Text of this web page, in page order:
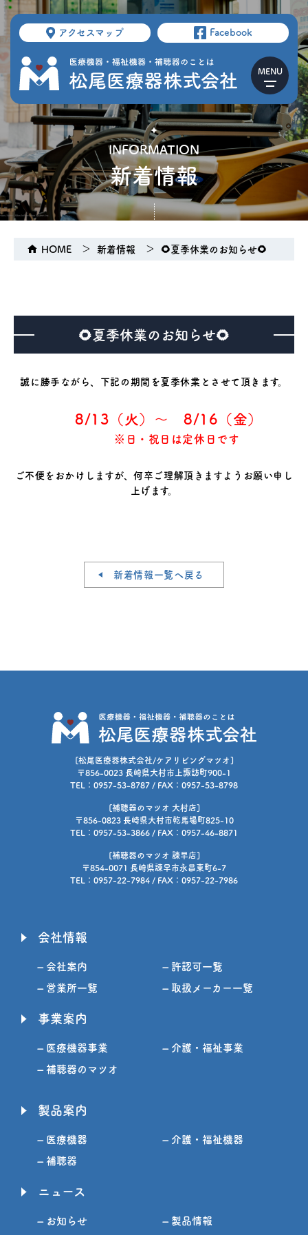
アクセスマップ Facebook
医療機器事業
INFORMATION
新着情報
HOME 新着情報 🌻夏季休業のお知らせ🌻
🌻夏季休業のお知らせ🌻
誠に勝手ながら、下記の期間を夏季休業とさせて頂きます。
8/13（火）～ 8/16（金）
※日・祝日は定休日です
ご不便をおかけしますが、何卒ご理解頂きますようお願い申し
上げます。
新着情報一覧へ戻る
[松尾医療器株式会社/ケアリビングマツオ]
〒856-0023 長崎県大村市上諏訪町900-1
TEL：0957-53-8787 / FAX：0957-53-8798
[補聴器のマツオ 大村店]
〒856-0823 長崎県大村市乾馬場町825-10
TEL：0957-53-3866 / FAX：0957-46-8871
[補聴器のマツオ 諫早店]
〒854-0071 長崎県諫早市永昌東町6-7
TEL：0957-22-7984 / FAX：0957-22-7986
会社情報
– 会社案内 – 許認可一覧
– 営業所一覧 – 取扱メーカー一覧
事業案内
– 医療機器事業 – 介護・福祉事業
– 補聴器のマツオ
製品案内
– 医療機器 – 介護・福祉機器
– 補聴器
ニュース
– お知らせ – 製品情報